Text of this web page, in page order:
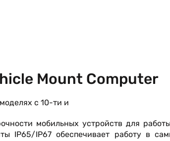
Mount Computer
с 10-ти и
мобильных устройств для
IP65/IP67 обеспечивает работу в